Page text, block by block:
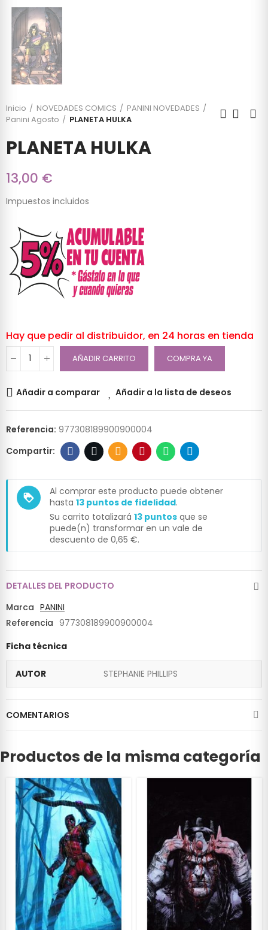
Inicio NOVEDADES COMICS
PANINI NOVEDADES
Panini Agosto
PLANETA HULKA
PLANETA HULKA
13,00 €
Impuestos incluidos
Hay que pedir al distribuidor, en 24 horas en tienda
AÑADIR CARRITO COMPRA YA
Añadir a comparar Añadir a la lista de deseos
Referencia: 977308189900900004
loyalty
Al comprar este producto puede obtener
hasta 13 puntos de fidelidad.
Su carrito totalizará 13 puntos que se
puede(n) transformar en un vale de
descuento de 0,65 €.
DETALLES DEL PRODUCTO
Marca PANINI
Referencia 977308189900900004
Ficha técnica
AUTOR STEPHANIE PHILLIPS
COMENTARIOS
Productos de la misma categoría